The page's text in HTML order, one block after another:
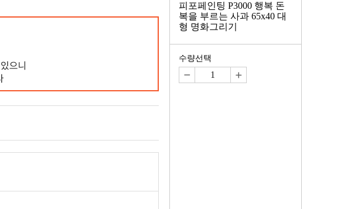
피포페인팅 P3000 행복 돈
복을 부르는 사과 65x40 대
형 명화그리기
수량선택